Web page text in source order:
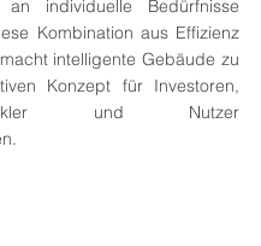
an individuelle Bedürfnisse
Kombination aus Effizienz
intelligente Gebäude zu
Konzept für Investoren,
und Nutzer